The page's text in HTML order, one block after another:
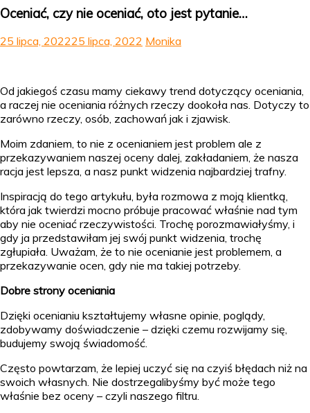
Oceniać, czy nie oceniać, oto jest pytanie…
25 lipca, 202225 lipca, 2022 Monika
Od jakiegoś czasu mamy ciekawy trend dotyczący oceniania,
a raczej nie oceniania różnych rzeczy dookoła nas. Dotyczy to
zarówno rzeczy, osób, zachowań jak i zjawisk.
Moim zdaniem, to nie z ocenianiem jest problem ale z
przekazywaniem naszej oceny dalej, zakładaniem, że nasza
racja jest lepsza, a nasz punkt widzenia najbardziej trafny.
Inspiracją do tego artykułu, była rozmowa z moją klientką,
która jak twierdzi mocno próbuje pracować właśnie nad tym
aby nie oceniać rzeczywistości. Trochę porozmawiałyśmy, i
gdy ja przedstawiłam jej swój punkt widzenia, trochę
zgłupiała. Uważam, że to nie ocenianie jest problemem, a
przekazywanie ocen, gdy nie ma takiej potrzeby.
Dobre strony oceniania
Dzięki ocenianiu kształtujemy własne opinie, poglądy,
zdobywamy doświadczenie – dzięki czemu rozwijamy się,
budujemy swoją świadomość.
Często powtarzam, że lepiej uczyć się na czyiś błędach niż na
swoich własnych. Nie dostrzegalibyśmy być może tego
właśnie bez oceny – czyli naszego filtru.